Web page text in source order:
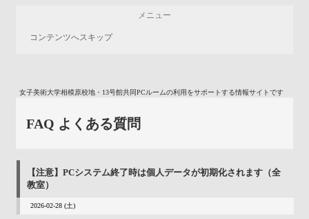
メニュー
コンテンツへスキップ
女子美術大学相模原校地・13号館共同PCルームの利用をサポートする情報サイトです
FAQ よくある質問
【注意】PCシステム終了時は個人データが初期化されます（全
教室）
2026-02-28 (土)